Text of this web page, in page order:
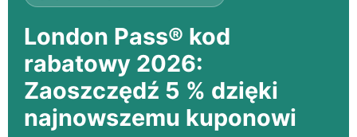
London Pass® kod
rabatowy 2026:
Zaoszczędź 5 % dzięki
najnowszemu kuponowi